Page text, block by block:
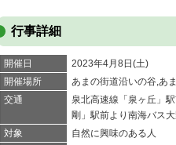
行事詳細
開催日 2023年4月8日(土)
開催場所
あまの街道沿いの谷,あ
交通
泉北高速線「泉ヶ丘」
剛」駅前より南海バス
対象 自然に興味のある人